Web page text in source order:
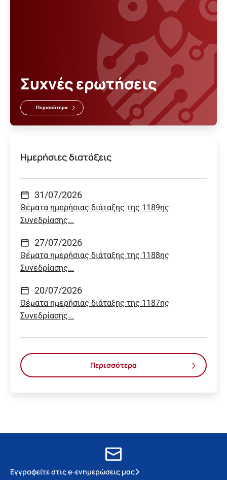
Συχνές ερωτήσεις
Περισσότερα
Ημερήσιες διατάξεις
31/07/2026
Θέματα ημερήσιας διάταξης της 1189ης
Συνεδρίασης...
27/07/2026
Θέματα ημερήσιας διάταξης της 1188ης
Συνεδρίασης...
20/07/2026
Θέματα ημερήσιας διάταξης της 1187ης
Συνεδρίασης...
Περισσότερα
Εγγραφείτε στις e-ενημερώσεις μας